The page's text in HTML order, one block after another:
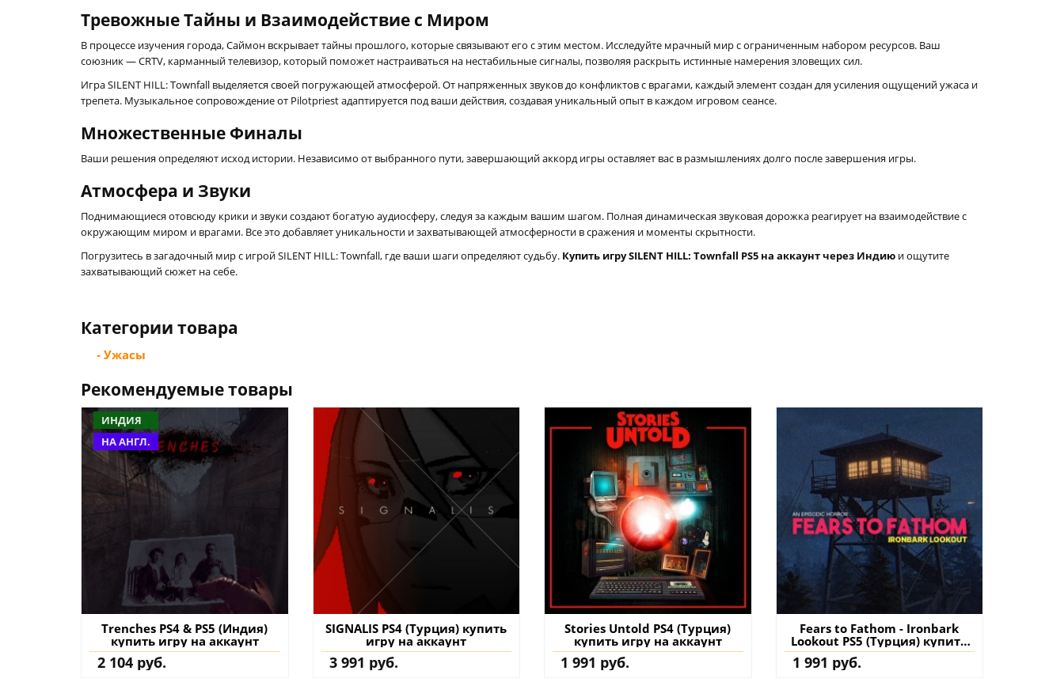
Тревожные Тайны и Взаимодействие с Миром
В процессе изучения города, Саймон вскрывает тайны прошлого, которые связывают его с этим местом. Исследуйте мрачный мир с ограниченным набором ресурсов. Ваш
союзник — CRTV, карманный телевизор, который поможет настраиваться на нестабильные сигналы, позволяя раскрыть истинные намерения зловещих сил.
Игра SILENT HILL: Townfall выделяется своей погружающей атмосферой. От напряженных звуков до конфликтов с врагами, каждый элемент создан для усиления ощущений ужаса и
трепета. Музыкальное сопровождение от Pilotpriest адаптируется под ваши действия, создавая уникальный опыт в каждом игровом сеансе.
Множественные Финалы
Ваши решения определяют исход истории. Независимо от выбранного пути, завершающий аккорд игры оставляет вас в размышлениях долго после завершения игры.
Атмосфера и Звуки
Поднимающиеся отовсюду крики и звуки создают богатую аудиосферу, следуя за каждым вашим шагом. Полная динамическая звуковая дорожка реагирует на взаимодействие с
окружающим миром и врагами. Все это добавляет уникальности и захватывающей атмосферности в сражения и моменты скрытности.
Погрузитесь в загадочный мир с игрой SILENT HILL: Townfall, где ваши шаги определяют судьбу. Купить игру SILENT HILL: Townfall PS5 на аккаунт через Индию и ощутите
захватывающий сюжет на себе.
Категории товара
- Ужасы
Рекомендуемые товары
ИНДИЯ
НА АНГЛ.
Trenches PS4 & PS5 (Индия)
купить игру на аккаунт
2 104 руб.
SIGNALIS PS4 (Турция) купить
игру на аккаунт
3 991 руб.
Stories Untold PS4 (Турция)
купить игру на аккаунт
1 991 руб.
Fears to Fathom - Ironbark
Lookout PS5 (Турция) купить
игру на аккаунт
1 991 руб.